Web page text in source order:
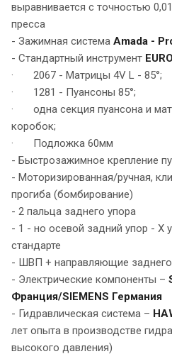
выравнивается с точностью
пресса
- Зажимная система Amada -
- Стандартный инструмент
· 2067 - Матрицы 4V L - 85°;
· 1281 - Пуансоны 85°;
· одна секция пуансона и
коробок;
· Подложка 60мм
- Быстрозажимное крепление
- Моторизированная/ручная,
прогиба (бомбирование)
- 2 пальца заднего упора
- 1 - но осевой задний упор - X
стандарте
- ШВП + направляющие
- Электрические компоненты –
Франция/SIEMENS Германия
- Гидравлическая система –
лет опыта в производстве
высокого давления)